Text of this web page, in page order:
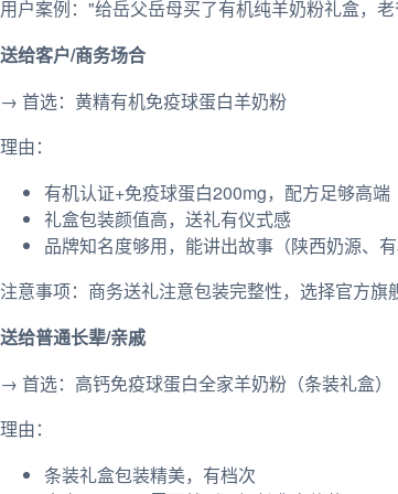
用户案例："给岳父岳母买了有机纯羊奶粉礼盒，
送给客户/商务场合
→ 首选：黄精有机免疫球蛋白羊奶粉
理由：
有机认证+免疫球蛋白200mg，配方足够高端
礼盒包装颜值高，送礼有仪式感
品牌知名度够用，能讲出故事（陕西奶源、有
注意事项：商务送礼注意包装完整性，选择官方旗
送给普通长辈/亲戚
→ 首选：高钙免疫球蛋白全家羊奶粉（条装礼盒）
理由：
条装礼盒包装精美，有档次